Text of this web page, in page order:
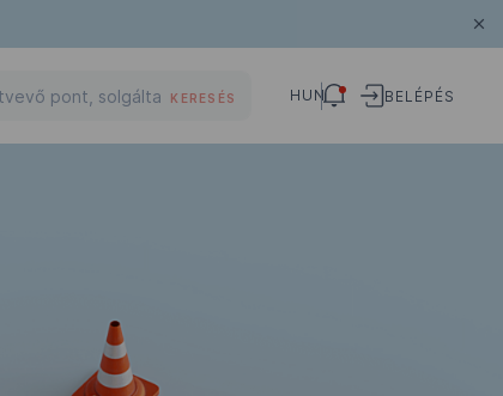
KERESÉS HUN BELÉPÉS